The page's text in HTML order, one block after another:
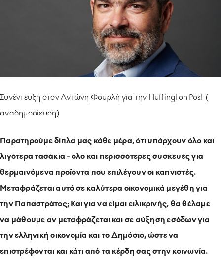
Συνέντευξη στον Αντώνη Φουρλή για την Huffington Post (
αναδημοσίευση)
Παρατηρούμε δίπλα μας κάθε μέρα, ότι υπάρχουν όλο και
λιγότερα τασάκια - όλο και περισσότερες συσκευές για
θερμαινόμενα προϊόντα που επιλέγουν οι καπνιστές.
Μεταφράζεται αυτό σε καλύτερα οικονομικά μεγέθη για
την Παπαστράτος; Και για να είμαι ειλικρινής, θα θέλαμε
να μάθουμε αν μεταφράζεται και σε αύξηση εσόδων για
την ελληνική οικονομία και το Δημόσιο, ώστε να
επιστρέφονται και κάτι από τα κέρδη σας στην κοινωνία.